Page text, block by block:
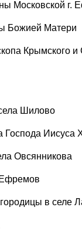
Московской г.
Божией Матери
Крымского
Шилово
Господа Иисуса
Овсянникова
Ефремов
в селе